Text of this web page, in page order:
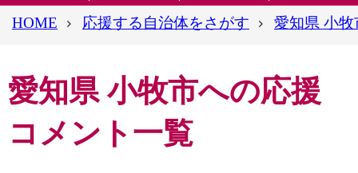
HOME 応援する自治体をさがす 愛知県 小牧
愛知県 小牧市への応援
コメント一覧